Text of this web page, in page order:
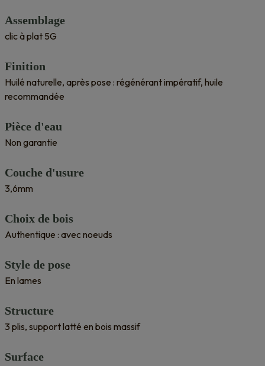
Assemblage
clic à plat 5G
Finition
Huilé naturelle, après pose : régénérant impératif, huile
recommandée
Pièce d'eau
Non garantie
Couche d'usure
3,6mm
Choix de bois
Authentique : avec noeuds
Style de pose
En lames
Structure
3 plis, support latté en bois massif
Surface